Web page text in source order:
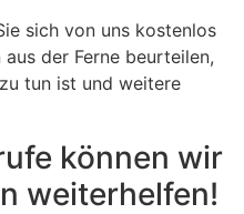
sich von uns kostenlos
der Ferne beurteilen,
tun ist und weitere
können wir
weiterhelfen!